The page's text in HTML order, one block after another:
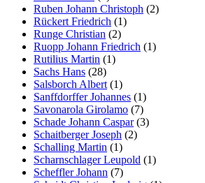
Ruben Johann Christoph (2)
Rückert Friedrich (1)
Runge Christian (2)
Ruopp Johann Friedrich (1)
Rutilius Martin (1)
Sachs Hans (28)
Salsborch Albert (1)
Sanffdorffer Johannes (1)
Savonarola Girolamo (7)
Schade Johann Caspar(3)
Schaitberger Joseph (2)
Schalling Martin (1)
Scharnschlager Leupold (1)
Scheffler Johann (7)